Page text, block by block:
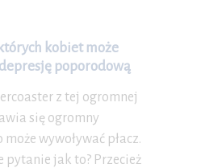
kobiet może
poporodową
z tej ogromnej
się ogromny
wywoływać płacz.
pytanie jak to? Przecież